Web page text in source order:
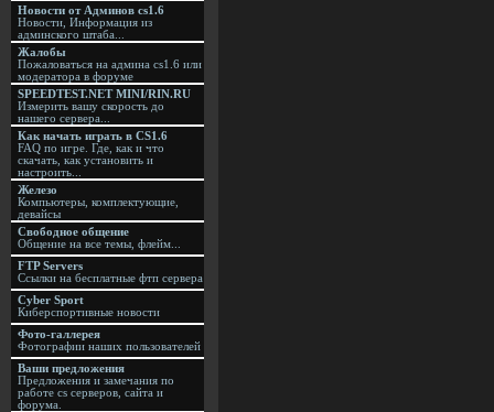
Новости от Админов cs1.6
Новости, Информация из
админского штаба...
Жалобы
Пожаловаться на админа cs1.6 или
модератора в форуме
SPEEDTEST.NET MINI/RIN.RU
Измерить вашу скорость до
нашего сервера...
Как начать играть в CS1.6
FAQ по игре. Где, как и что
скачать, как установить и
настроить...
Железо
Компьютеры, комплектующие,
девайсы
Свободное общение
Общение на все темы, флейм...
FTP Servers
Ссылки на бесплатные фтп сервера
Cyber Sport
Киберспортивные новости
Фото-галлерея
Фотографии наших пользователей
Ваши предложения
Предложения и замечания по
работе cs серверов, сайта и
форума.